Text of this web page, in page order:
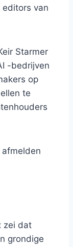
van
Starmer
-bedrijven
op
te
zei dat
grondige